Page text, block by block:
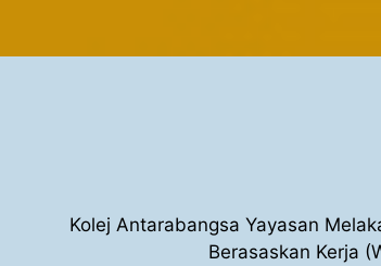
Kolej Antarabangsa Yayasan
Berasaskan Kerja